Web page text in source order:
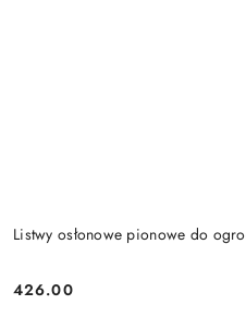
Listwy osłonowe pionowe do
Cena:
426.00